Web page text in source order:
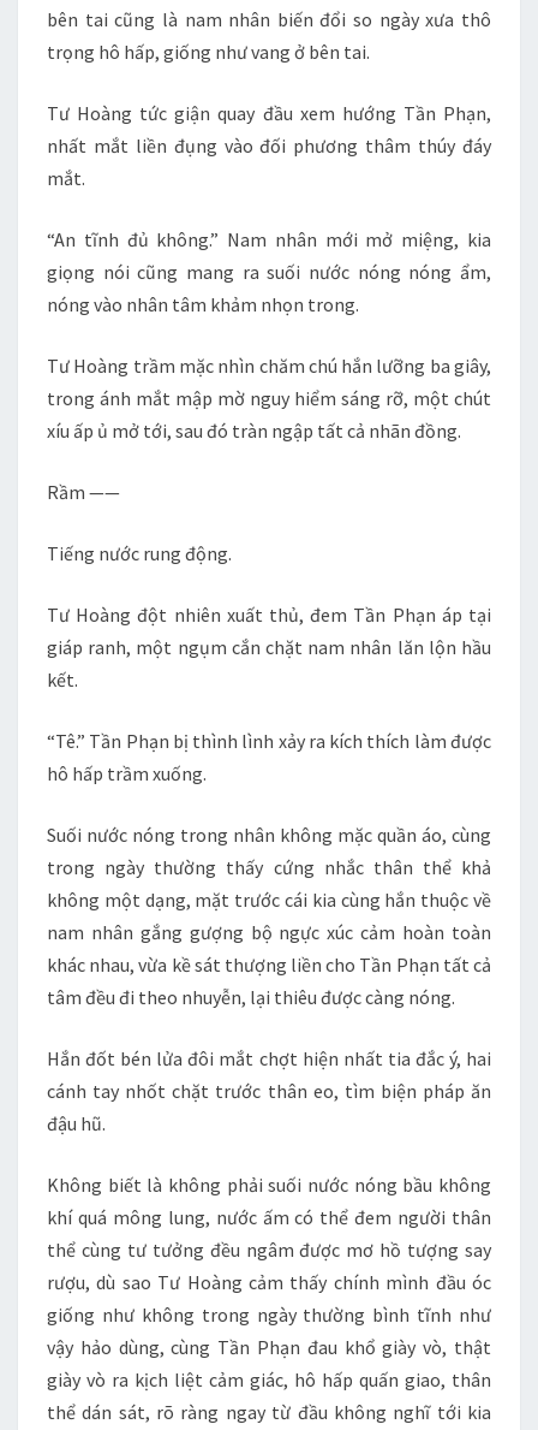
bên tai cũng là nam nhân biến đổi so ngày xưa thô
trọng hô hấp, giống như vang ở bên tai.
Tư Hoàng tức giận quay đầu xem hướng Tần Phạn,
nhất mắt liền đụng vào đối phương thâm thúy đáy
mắt.
“An tĩnh đủ không.” Nam nhân mới mở miệng, kia
giọng nói cũng mang ra suối nước nóng nóng ẩm,
nóng vào nhân tâm khảm nhọn trong.
Tư Hoàng trầm mặc nhìn chăm chú hắn lưỡng ba giây,
trong ánh mắt mập mờ nguy hiểm sáng rỡ, một chút
xíu ấp ủ mở tới, sau đó tràn ngập tất cả nhãn đồng.
Rầm ——
Tiếng nước rung động.
Tư Hoàng đột nhiên xuất thủ, đem Tần Phạn áp tại
giáp ranh, một ngụm cắn chặt nam nhân lăn lộn hầu
kết.
“Tê.” Tần Phạn bị thình lình xảy ra kích thích làm được
hô hấp trầm xuống.
Suối nước nóng trong nhân không mặc quần áo, cùng
trong ngày thường thấy cứng nhắc thân thể khả
không một dạng, mặt trước cái kia cùng hắn thuộc về
nam nhân gắng gượng bộ ngực xúc cảm hoàn toàn
khác nhau, vừa kề sát thượng liền cho Tần Phạn tất cả
tâm đều đi theo nhuyễn, lại thiêu được càng nóng.
Hắn đốt bén lửa đôi mắt chợt hiện nhất tia đắc ý, hai
cánh tay nhốt chặt trước thân eo, tìm biện pháp ăn
đậu hũ.
Không biết là không phải suối nước nóng bầu không
khí quá mông lung, nước ấm có thể đem người thân
thể cùng tư tưởng đều ngâm được mơ hồ tượng say
rượu, dù sao Tư Hoàng cảm thấy chính mình đầu óc
giống như không trong ngày thường bình tĩnh như
vậy hảo dùng, cùng Tần Phạn đau khổ giày vò, thật
giày vò ra kịch liệt cảm giác, hô hấp quấn giao, thân
thể dán sát, rõ ràng ngay từ đầu không nghĩ tới kia